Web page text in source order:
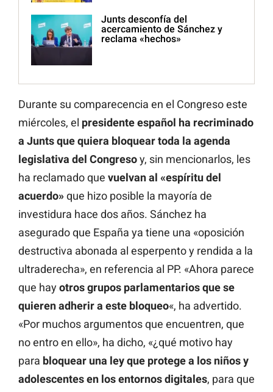
Junts desconfía del
acercamiento de Sánchez y
reclama «hechos»
Durante su comparecencia en el Congreso este
miércoles, el presidente español ha recriminado
a Junts que quiera bloquear toda la agenda
legislativa del Congresoy, sin mencionarlos, les
ha reclamado que vuelvan al «espíritu del
acuerdo»que hizo posible la mayoría de
investidura hace dos años. Sánchez ha
asegurado que España ya tiene una «oposición
destructiva abonada al esperpento y rendida a la
ultraderecha», en referencia al PP. «Ahora parece
que hay otros grupos parlamentarios que se
quieren adherir a este bloqueo«, ha advertido.
«Por muchos argumentos que encuentren, que
no entro en ello», ha dicho, «¿qué motivo hay
para bloquear una ley que protege a los niños y
adolescentes en los entornos digitales, para que